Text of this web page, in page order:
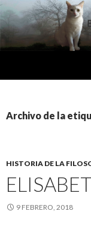
Archivo de la
HISTORIA DE LA
9 FEBRERO, 2018